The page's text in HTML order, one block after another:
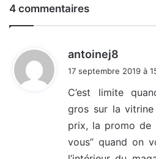
4 commentaires
antoinej8
:
17 septembre 2019 à
C’est limite
gros sur la
prix, la promo de
vous” quand on